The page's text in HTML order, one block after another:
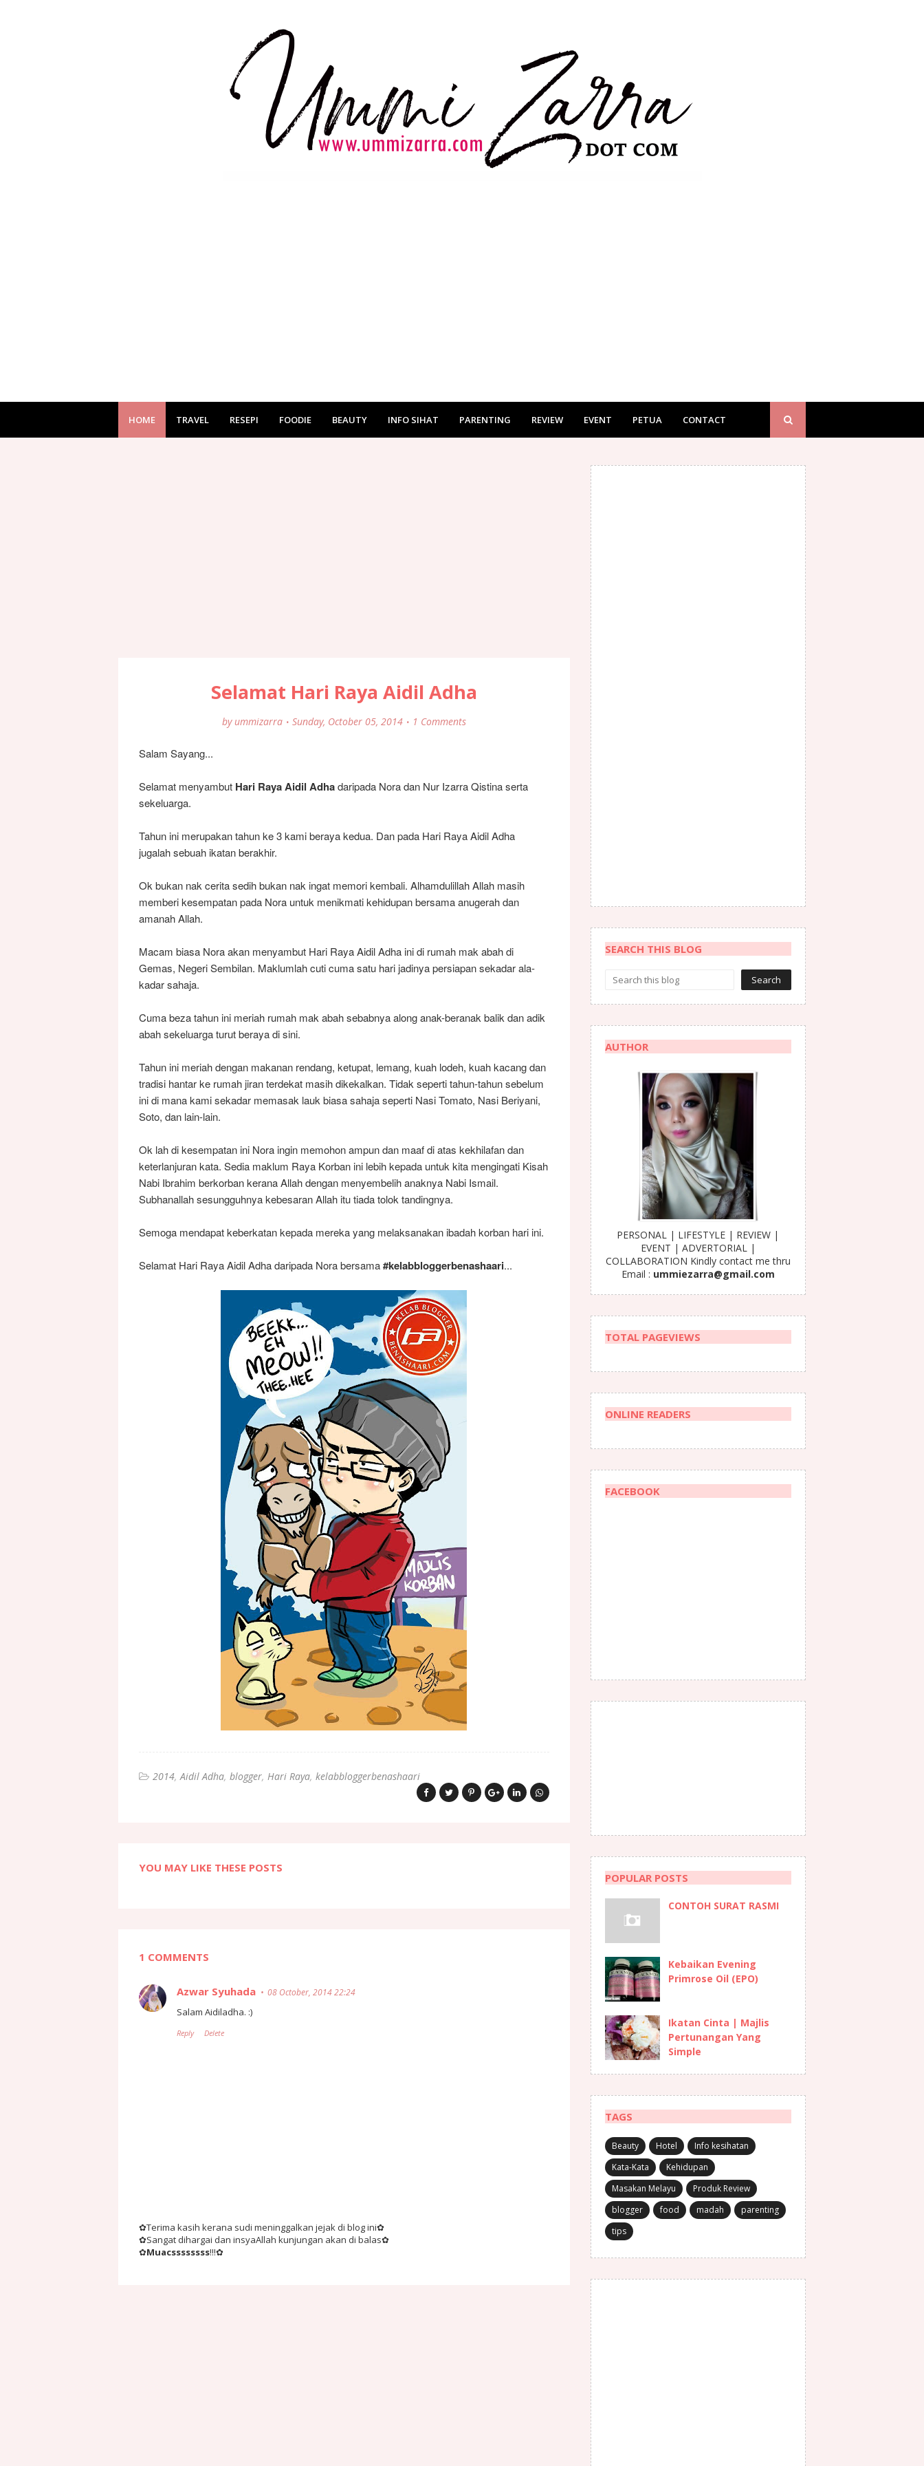
HOME TRAVEL RESEPI FOODIE BEAUTY INFO SIHAT PARENTING REVIEW EVENT PETUA CONTACT
Selamat Hari Raya Aidil Adha
by ummizarra Sunday, October 05, 2014 1 Comments
Salam Sayang...
Selamat menyambut Hari Raya Aidil Adhadaripada Nora dan Nur Izarra Qistina serta
sekeluarga.
Tahun ini merupakan tahun ke 3 kami beraya kedua. Dan pada Hari Raya Aidil Adha
jugalah sebuah ikatan berakhir.
Ok bukan nak cerita sedih bukan nak ingat memori kembali. Alhamdulillah Allah masih
memberi kesempatan pada Nora untuk menikmati kehidupan bersama anugerah dan
amanah Allah.
Macam biasa Nora akan menyambut Hari Raya Aidil Adha ini di rumah mak abah di
Gemas, Negeri Sembilan. Maklumlah cuti cuma satu hari jadinya persiapan sekadar ala-
kadar sahaja.
Cuma beza tahun ini meriah rumah mak abah sebabnya along anak-beranak balik dan adik
abah sekeluarga turut beraya di sini.
Tahun ini meriah dengan makanan rendang, ketupat, lemang, kuah lodeh, kuah kacang dan
tradisi hantar ke rumah jiran terdekat masih dikekalkan. Tidak seperti tahun-tahun sebelum
ini di mana kami sekadar memasak lauk biasa sahaja seperti Nasi Tomato, Nasi Beriyani,
Soto, dan lain-lain.
Ok lah di kesempatan ini Nora ingin memohon ampun dan maaf di atas kekhilafan dan
keterlanjuran kata. Sedia maklum Raya Korban ini lebih kepada untuk kita mengingati Kisah
Nabi Ibrahim berkorban kerana Allah dengan menyembelih anaknya Nabi Ismail.
Subhanallah sesungguhnya kebesaran Allah itu tiada tolok tandingnya.
Semoga mendapat keberkatan kepada mereka yang melaksanakan ibadah korban hari ini.
Selamat Hari Raya Aidil Adha daripada Nora bersama#kelabbloggerbenashaari...
2014 Aidil Adha blogger Hari Raya kelabbloggerbenashaari
YOU MAY LIKE THESE POSTS
1 COMMENTS
Azwar Syuhada 08 October, 2014 22:24
Salam Aidiladha. :)
Reply Delete
✿Terima kasih kerana sudi meninggalkan jejak di blog ini✿
✿Sangat dihargai dan insyaAllah kunjungan akan di balas✿
✿Muacssssssss!!!✿
SEARCH THIS BLOG
AUTHOR
PERSONAL | LIFESTYLE | REVIEW |
EVENT | ADVERTORIAL |
COLLABORATION Kindly contact me thru
Email : ummiezarra@gmail.com
TOTAL PAGEVIEWS
ONLINE READERS
FACEBOOK
POPULAR POSTS
CONTOH SURAT RASMI
Kebaikan Evening
Primrose Oil (EPO)
Ikatan Cinta | Majlis
Pertunangan Yang
Simple
TAGS
Beauty Hotel
Info kesihatan
Kata-Kata
Kehidupan
Masakan Melayu
Produk Review
blogger
food madah
parenting
tips